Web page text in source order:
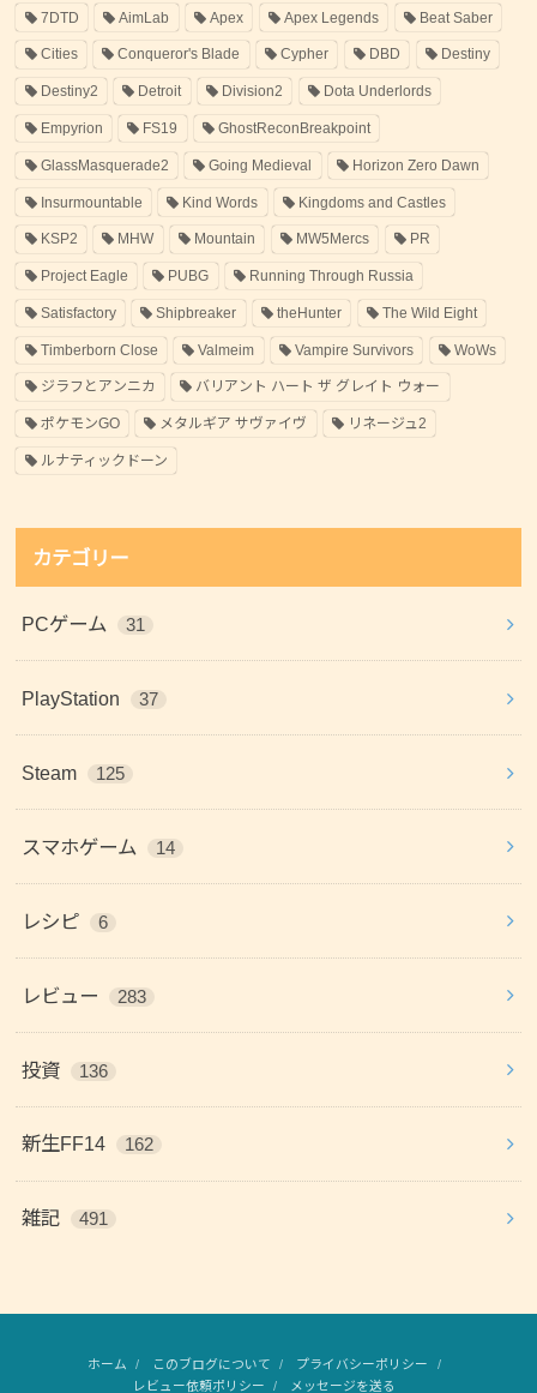
7DTD AimLab Apex Apex Legends Beat Saber
Cities Conqueror's Blade Cypher DBD Destiny
Destiny2 Detroit Division2 Dota Underlords
Empyrion FS19 GhostReconBreakpoint
GlassMasquerade2 Going Medieval Horizon Zero Dawn
Insurmountable Kind Words Kingdoms and Castles
KSP2 MHW Mountain MW5Mercs PR
Project Eagle PUBG Running Through Russia
Satisfactory Shipbreaker theHunter The Wild Eight
Timberborn Close Valmeim Vampire Survivors WoWs
ジラフとアンニカ バリアント ハート ザ グレイト ウォー
ポケモンGO メタルギア サヴァイヴ リネージュ2
ルナティックドーン
カテゴリー
PCゲーム 31
PlayStation 37
Steam 125
スマホゲーム 14
レシピ 6
レビュー 283
投資 136
新生FF14 162
雑記 491
ホーム このブログについて
プライバシーポリシー
レビュー依頼ポリシー
メッセージを送る